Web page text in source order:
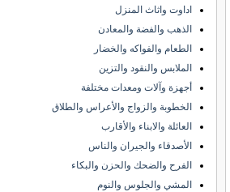
اداوت واثاث المنزل
الذهب والفضة والمعادن
الطعام والفواكه والخضار
الملابس والنقود والتزين
أجهزة وآلات ومعدات مختلفة
الخطوبة والزواج والأعراس والطلاق
العائلة والابناء والأقارب
الأصدقاء والجيران والناس
الفرح والضحك والحزن والبكاء
المشي والجلوس والنوم